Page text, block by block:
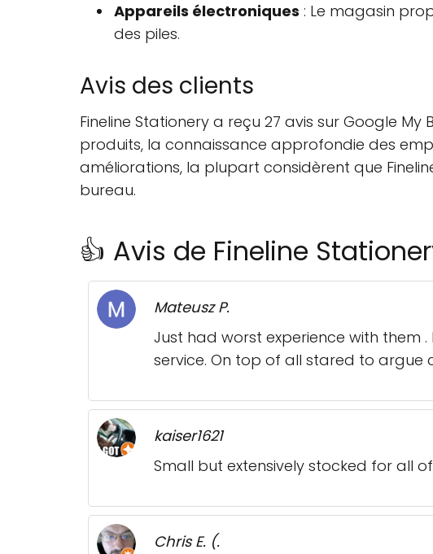
Appareils électroniques : Le magasin
des piles.
Avis des clients
Fineline Stationery a reçu 27 avis sur Google
produits, la connaissance approfondie des
améliorations, la plupart considèrent que
bureau.
👍 Avis de Fineline
Mateusz P.
Just had worst experience with them
service. On top of all stared to argue
kaiser1621
Small but extensively stocked for all
Chris E. (.